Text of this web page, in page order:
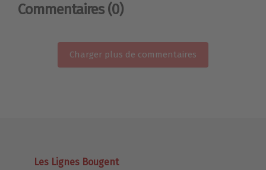
Commentaires (0)
Charger plus de commentaires
Les Lignes Bougent